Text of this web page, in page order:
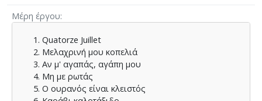
Μέρη έργου
Quatorze Juillet
Μελαχρινή μου κοπελιά
Αν μ' αγαπάς, αγάπη μου
Μη με ρωτάς
Ο ουρανός είναι κλειστός